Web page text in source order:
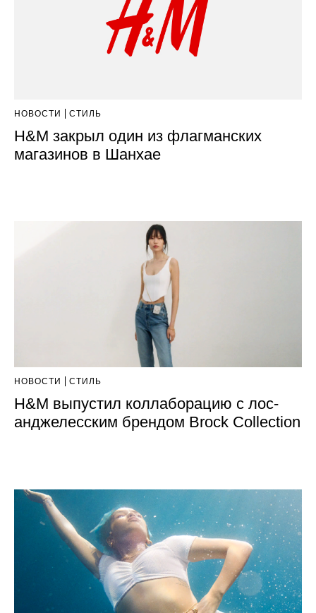
НОВОСТИ СТИЛЬ
H&M закрыл один из флагманских
магазинов в Шанхае
НОВОСТИ СТИЛЬ
H&M выпустил коллаборацию с лос-
анджелесским брендом Brock Collection